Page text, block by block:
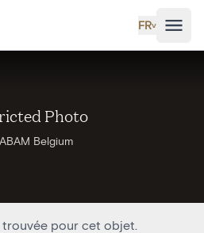
FR˅
Photo
Belgium
pour cet objet.